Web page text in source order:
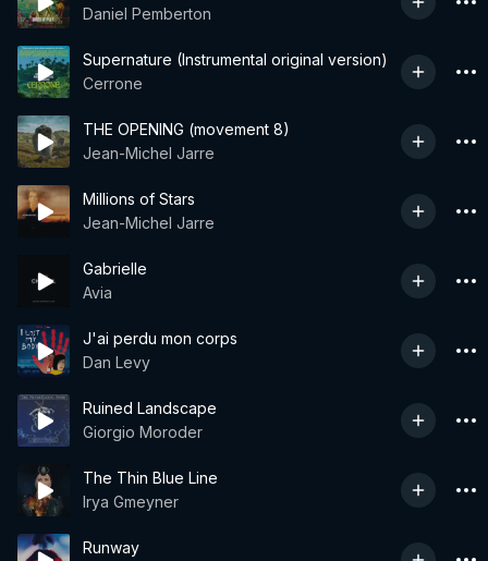
Daniel Pemberton
Supernature (Instrumental original version)
Cerrone
THE OPENING (movement 8)
Jean-Michel Jarre
Millions of Stars
Jean-Michel Jarre
Gabrielle
Avia
J'ai perdu mon corps
Dan Levy
Ruined Landscape
Giorgio Moroder
The Thin Blue Line
Irya Gmeyner
Runway